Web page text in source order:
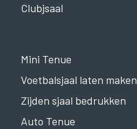
Clubjsaal
Mini Tenue
Voetbalsjaal laten maken
Zijden sjaal bedrukken
Auto Tenue